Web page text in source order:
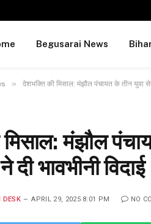
Begusarai News
» देशभक्ति की मिसाल: मंझौल पंचायत के तीन युवा सेना
मंझौल
दी भावभीनी विदाई
DESK APRIL 29, 2025 8:01 PM NO